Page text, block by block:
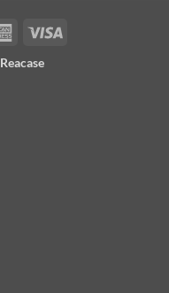
American
Reacase